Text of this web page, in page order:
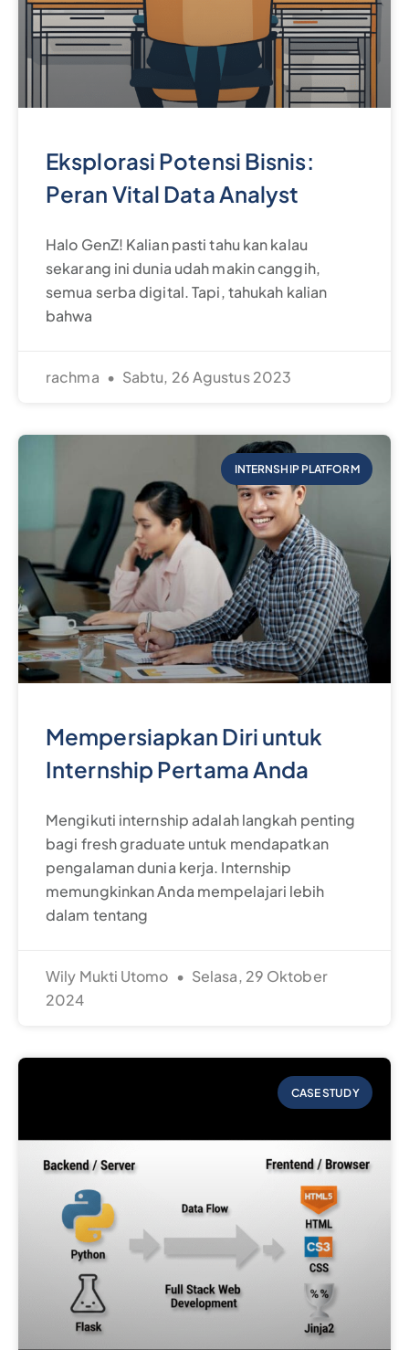
Eksplorasi Potensi Bisnis:
Peran Vital Data Analyst
Halo GenZ! Kalian pasti tahu kan kalau
sekarang ini dunia udah makin canggih,
semua serba digital. Tapi, tahukah kalian
bahwa
rachma Sabtu, 26 Agustus 2023
INTERNSHIP PLATFORM
Mempersiapkan Diri untuk
Internship Pertama Anda
Mengikuti internship adalah langkah penting
bagi fresh graduate untuk mendapatkan
pengalaman dunia kerja. Internship
memungkinkan Anda mempelajari lebih
dalam tentang
Wily Mukti Utomo
Selasa, 29 Oktober
2024
CASE STUDY